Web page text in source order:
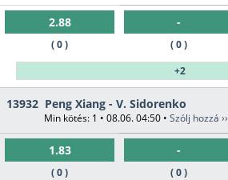
2.88
( 0 )
-
( 0 )
+2
13932 Peng Xiang - V. Sidorenko
Min kötés: 1 • 08.06. 04:50 • Szólj hozzá ››
1.83
( 0 )
-
( 0 )